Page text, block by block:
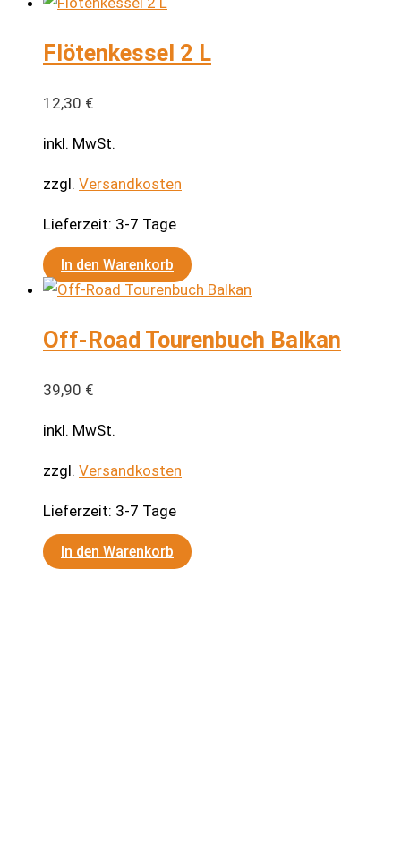
Flötenkessel 2 L
12,30 €
inkl. MwSt.
zzgl. Versandkosten
Lieferzeit: 3-7 Tage
In den Warenkorb
Off-Road Tourenbuch Balkan
39,90 €
inkl. MwSt.
zzgl. Versandkosten
Lieferzeit: 3-7 Tage
In den Warenkorb